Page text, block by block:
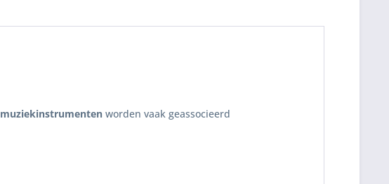
muziekinstrumenten worden vaak geassocieerd